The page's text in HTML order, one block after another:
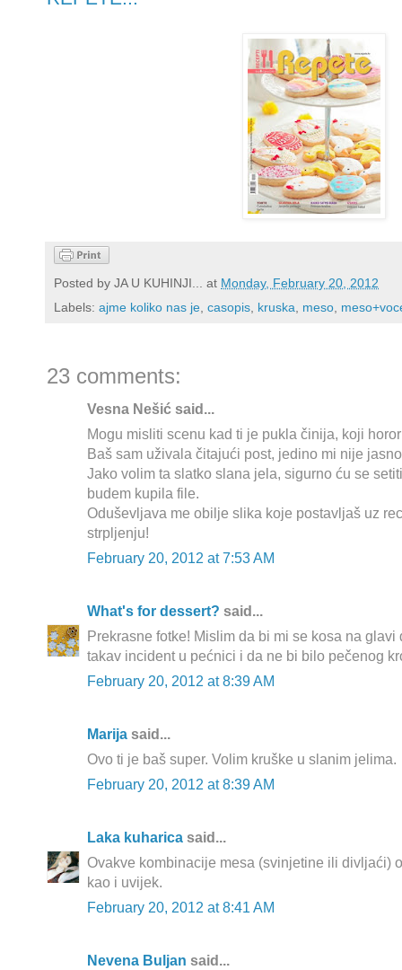
Posted by JA U KUHINJI... at Monday, February 20, 2012
Labels: ajme koliko nas je, casopis, kruska, meso,
23 comments:
Vesna Nešić said...
Mogu misliti scenu kad ti je pukla činija, koji
Baš sam uživala čitajući post, jedino mi nije
Jako volim ta slatko slana jela, sigurno ću se
budem kupila file.
Oduševljava me obilje slika koje postavljaš uz
strpljenju!
February 20, 2012 at 7:53 AM
What's for dessert? said...
Prekrasne fotke! Mislim da bi mi se kosa na
takav incident u pećnici i da ne bi bilo pečenog
February 20, 2012 at 8:39 AM
Marija said...
Ovo ti je baš super. Volim kruške u slanim jelima.
February 20, 2012 at 8:39 AM
Laka kuharica said...
Ovakve kombinacije mesa (svinjetine ili divljaći)
kao i uvijek.
February 20, 2012 at 8:41 AM
Nevena Buljan said...